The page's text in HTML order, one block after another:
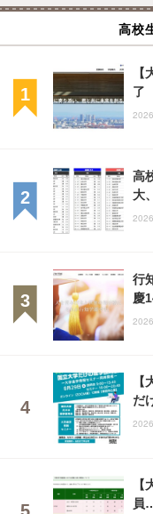
高校
【
了
高
大
行
慶
だ
員